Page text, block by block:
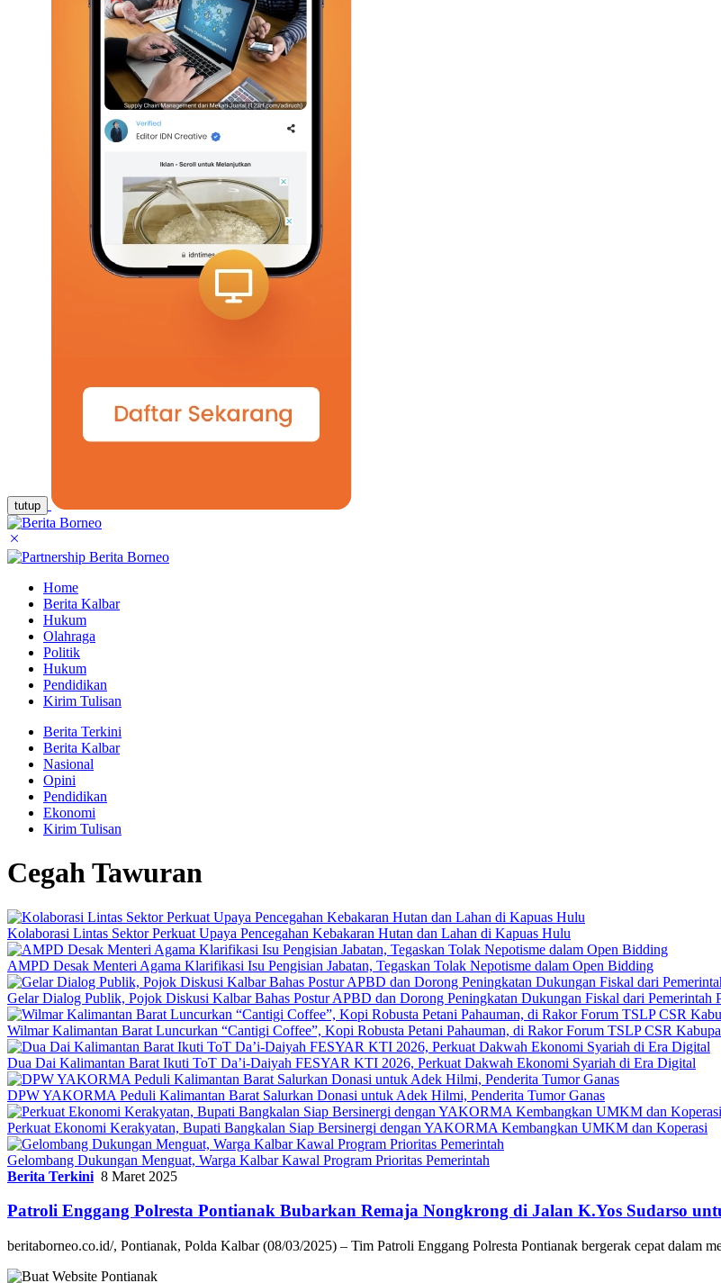
tutup
Home
Berita Kalbar
Hukum
Olahraga
Politik
Hukum
Pendidikan
Kirim Tulisan
Berita Terkini
Berita Kalbar
Nasional
Opini
Pendidikan
Ekonomi
Kirim Tulisan
Cegah Tawuran
Kolaborasi Lintas Sektor Perkuat Upaya Pencegahan Kebakaran Hutan dan Lahan di Kapuas Hulu
AMPD Desak Menteri Agama Klarifikasi Isu Pengisian Jabatan, Tegaskan Tolak Nepotisme dalam Open Bidding
Gelar Dialog Publik, Pojok Diskusi Kalbar Bahas Postur APBD dan Dorong Peningkatan Dukungan Fiskal dari Pemerintah
Wilmar Kalimantan Barat Luncurkan “Cantigi Coffee”, Kopi Robusta Petani Pahauman, di Rakor Forum TSLP CSR
Dua Dai Kalimantan Barat Ikuti ToT Da’i-Daiyah FESYAR KTI 2026, Perkuat Dakwah Ekonomi Syariah di Era Digital
DPW YAKORMA Peduli Kalimantan Barat Salurkan Donasi untuk Adek Hilmi, Penderita Tumor Ganas
Perkuat Ekonomi Kerakyatan, Bupati Bangkalan Siap Bersinergi dengan YAKORMA Kembangkan UMKM dan Koperasi
Gelombang Dukungan Menguat, Warga Kalbar Kawal Program Prioritas Pemerintah
Berita Terkini 8 Maret 2025
Patroli Enggang Polresta Pontianak Bubarkan Remaja Nongkrong di Jalan K.Yos Sudarso
beritaborneo.co.id/, Pontianak, Polda Kalbar (08/03/2025) – Tim Patroli Enggang Polresta Pontianak bergerak cepat dalam